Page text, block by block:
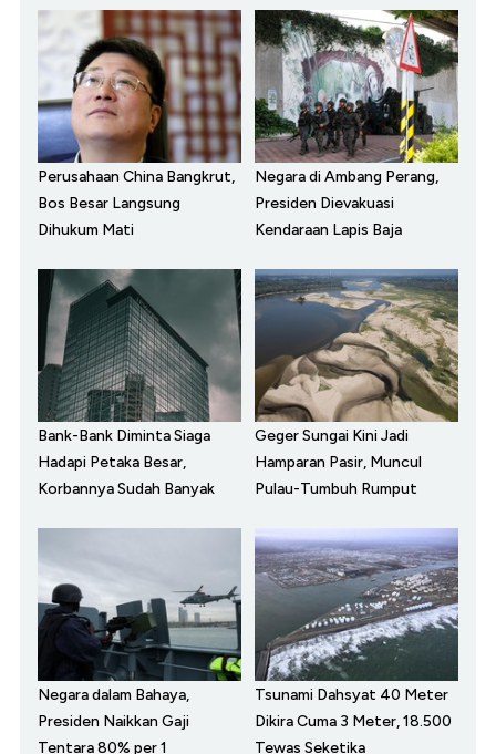
Perusahaan China Bangkrut,
Bos Besar Langsung
Dihukum Mati
Negara di Ambang Perang,
Presiden Dievakuasi
Kendaraan Lapis Baja
Bank-Bank Diminta Siaga
Hadapi Petaka Besar,
Korbannya Sudah Banyak
Geger Sungai Kini Jadi
Hamparan Pasir, Muncul
Pulau-Tumbuh Rumput
Negara dalam Bahaya,
Presiden Naikkan Gaji
Tentara 80% per 1
Tsunami Dahsyat 40 Meter
Dikira Cuma 3 Meter, 18.500
Tewas Seketika